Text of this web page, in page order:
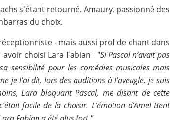
s'étant retourné. Amaury, passionné des
du choix.
- mais aussi prof de chant dans
choisi Lara Fabian : "Si Pascal n’avait pas
sensibilité pour les comédies musicales mais
je l’ai dit, lors des auditions à l’aveugle, je suis
Lara bloquant Pascal, me disant de cette
facile de la choisir. L’émotion d’Amel Bent